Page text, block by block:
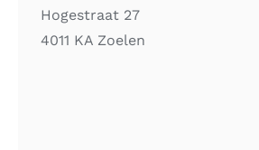
Hogestraat 27
4011 KA Zoelen